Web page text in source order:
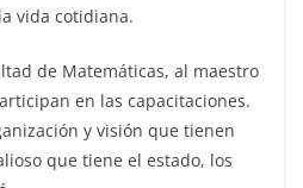
vida cotidiana.
de Matemáticas, al maestro
en las capacitaciones.
y visión que tienen
que tiene el estado, los